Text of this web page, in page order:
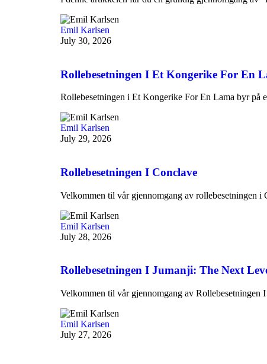
Emil Karlsen
July 30, 2026
Rollebesetningen I Et Kongerike For En
Rollebesetningen i Et Kongerike For En Lama byr
Emil Karlsen
July 29, 2026
Rollebesetningen I Conclave
Velkommen til vår gjennomgang av rollebesetningen
Emil Karlsen
July 28, 2026
Rollebesetningen I Jumanji: The Next
Velkommen til vår gjennomgang av
Emil Karlsen
July 27, 2026